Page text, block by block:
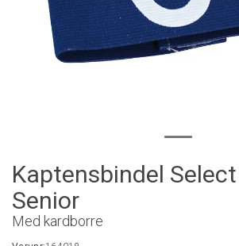
Kaptensbindel
Senior
Med kardborre